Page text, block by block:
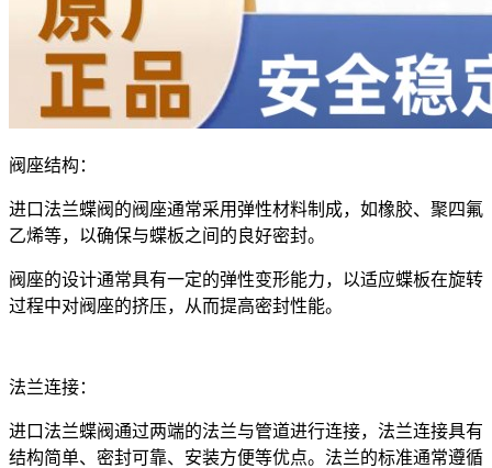
阀座结构：
进口法兰蝶阀的阀座通常采用弹性材料制成，如橡胶、聚四氟
乙烯等，以确保与蝶板之间的良好密封。
阀座的设计通常具有一定的弹性变形能力，以适应蝶板在旋转
过程中对阀座的挤压，从而提高密封性能。
法兰连接：
进口法兰蝶阀通过两端的法兰与管道进行连接，法兰连接具有
结构简单、密封可靠、安装方便等优点。法兰的标准通常遵循